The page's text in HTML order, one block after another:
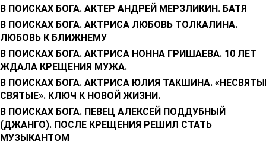
В ПОИСКАХ БОГА. АКТЕР АНДРЕЙ МЕРЗЛИКИН. БАТЯ
В ПОИСКАХ БОГА. АКТРИСА ЛЮБОВЬ ТОЛКАЛИНА.
ЛЮБОВЬ К БЛИЖНЕМУ
В ПОИСКАХ БОГА. АКТРИСА НОННА ГРИШАЕВА. 10 ЛЕТ
ЖДАЛА КРЕЩЕНИЯ МУЖА.
В ПОИСКАХ БОГА. АКТРИСА ЮЛИЯ ТАКШИНА.
СВЯТЫЕ». КЛЮЧ К НОВОЙ ЖИЗНИ.
В ПОИСКАХ БОГА. ПЕВЕЦ АЛЕКСЕЙ ПОДДУБНЫЙ
(ДЖАНГО). ПОСЛЕ КРЕЩЕНИЯ РЕШИЛ СТАТЬ
МУЗЫКАНТОМ